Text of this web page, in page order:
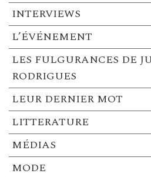
INTERVIEWS
L’ÉVÉNEMENT
LES FULGURANCES DE
RODRIGUES
LEUR DERNIER MOT
LITTERATURE
MÉDIAS
MODE